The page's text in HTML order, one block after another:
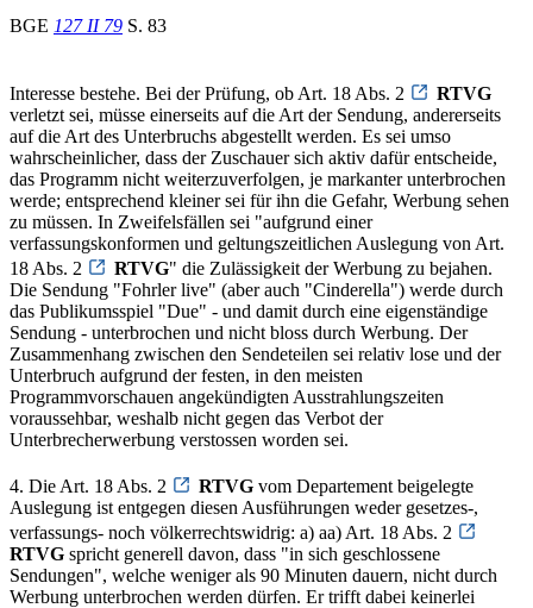
BGE 127 II 79 S. 83
Interesse bestehe. Bei der Prüfung, ob Art. 18 Abs. 2
RTVG
verletzt sei, müsse einerseits auf die Art der Sendung, andererseits
auf die Art des Unterbruchs abgestellt werden. Es sei umso
wahrscheinlicher, dass der Zuschauer sich aktiv dafür entscheide,
das Programm nicht weiterzuverfolgen, je markanter unterbrochen
werde; entsprechend kleiner sei für ihn die Gefahr, Werbung sehen
zu müssen. In Zweifelsfällen sei "aufgrund einer
verfassungskonformen und geltungszeitlichen Auslegung von Art.
18 Abs. 2
RTVG" die Zulässigkeit der Werbung zu bejahen.
Die Sendung "Fohrler live" (aber auch "Cinderella") werde durch
das Publikumsspiel "Due" - und damit durch eine eigenständige
Sendung - unterbrochen und nicht bloss durch Werbung. Der
Zusammenhang zwischen den Sendeteilen sei relativ lose und der
Unterbruch aufgrund der festen, in den meisten
Programmvorschauen angekündigten Ausstrahlungszeiten
voraussehbar, weshalb nicht gegen das Verbot der
Unterbrecherwerbung verstossen worden sei.
4. Die Art. 18 Abs. 2 RTVG vom Departement beigelegte
Auslegung ist entgegen diesen Ausführungen weder gesetzes-,
verfassungs- noch völkerrechtswidrig: a) aa) Art. 18 Abs. 2
RTVG spricht generell davon, dass "in sich geschlossene
Sendungen", welche weniger als 90 Minuten dauern, nicht durch
Werbung unterbrochen werden dürfen. Er trifft dabei keinerlei